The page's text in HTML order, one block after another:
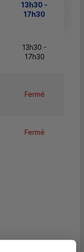
13h30 -
17h30
13h30 -
17h30
Fermé
Fermé